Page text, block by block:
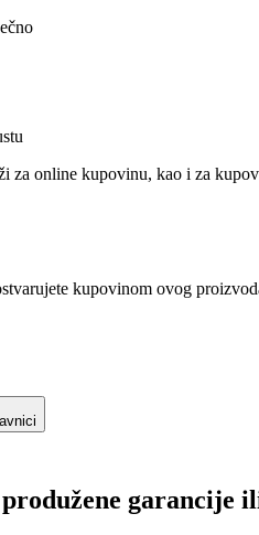
za online kupovinu, kao i za
kupovinom ovog
garancije